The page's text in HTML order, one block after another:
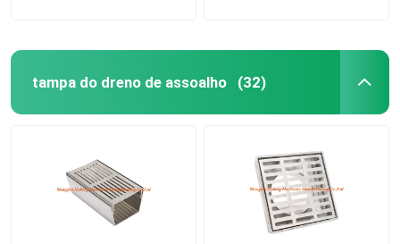
tampa do dreno de assoalho (32)